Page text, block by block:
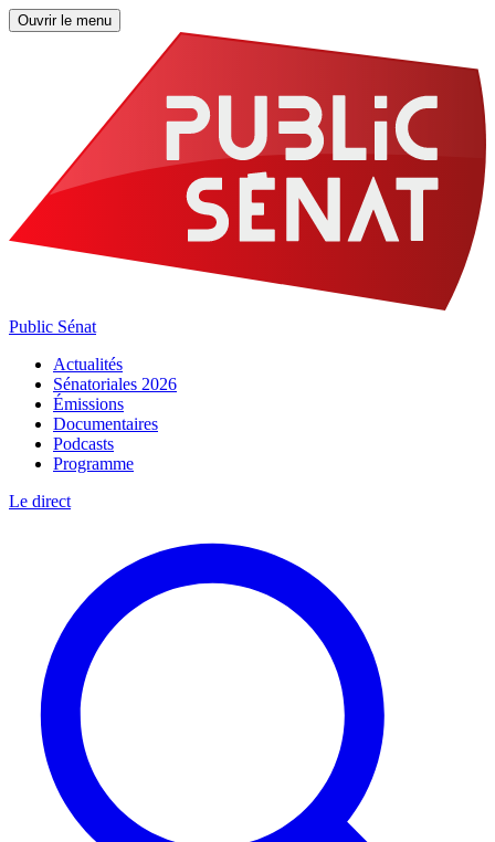
Ouvrir le menu
Public Sénat
Actualités
Sénatoriales 2026
Émissions
Documentaires
Podcasts
Programme
Le direct